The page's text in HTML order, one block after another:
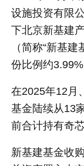
设施投资有限
下北京新基建
（简称“新基
份比例约3.99%
在2025年12月
基金陆续从13
前合计持有奇
新基建基金收